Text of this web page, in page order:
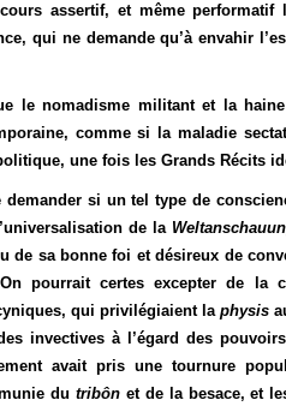
assertif, et même
qui ne demande qu’à envahir
le nomadisme militant et la
comme si la maladie
une fois les Grands Récits
demander si un tel type de
de la
de sa bonne foi et désireux de
pourrait certes excepter de la
qui privilégiaient laphysis
invectives à l’égard des
avait pris une tournure
du tribônet de la besace, et